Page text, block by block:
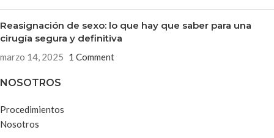
Reasignación de sexo: lo que hay que saber para una
cirugía segura y definitiva
marzo 14, 2025 1 Comment
NOSOTROS
Procedimientos
Nosotros